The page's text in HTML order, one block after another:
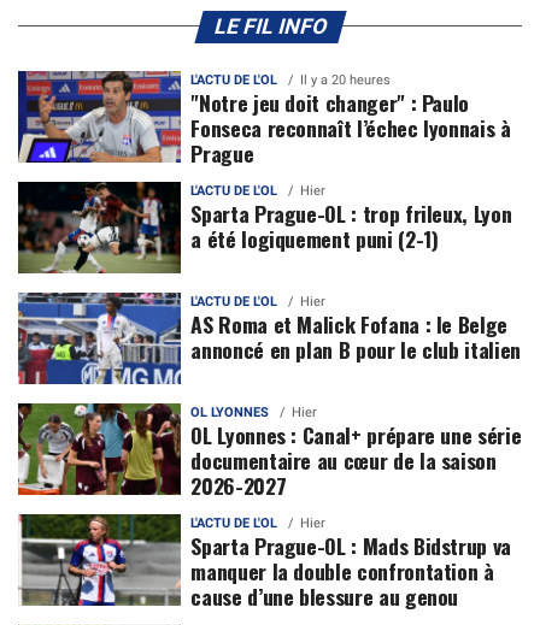
LE FIL INFO
L'ACTU DE L'OL Il y a 20 heures
"Notre jeu doit changer" : Paulo
Fonseca reconnaît l’échec lyonnais à
Prague
L'ACTU DE L'OL Hier
Sparta Prague-OL : trop frileux, Lyon
a été logiquement puni (2-1)
L'ACTU DE L'OL Hier
AS Roma et Malick Fofana : le Belge
annoncé en plan B pour le club italien
OL LYONNES Hier
OL Lyonnes : Canal+ prépare une série
documentaire au cœur de la saison
2026-2027
L'ACTU DE L'OL Hier
Sparta Prague-OL : Mads Bidstrup va
manquer la double confrontation à
cause d’une blessure au genou